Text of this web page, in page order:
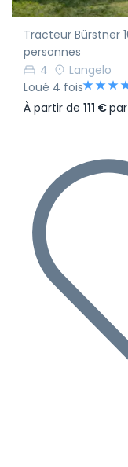
Tracteur Bürstner
personnes
4
Langelo
Loué 4 fois
À partir de 111 €